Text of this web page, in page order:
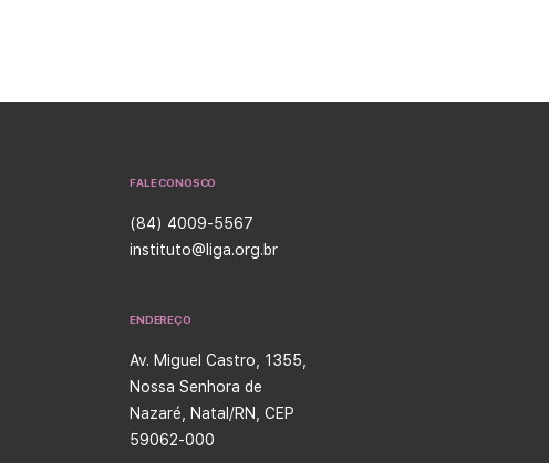
FALE CONOSCO
(84) 4009-5567
instituto@liga.org.br
ENDEREÇO
Av. Miguel Castro, 1355,
Nossa Senhora de
Nazaré, Natal/RN, CEP
59062-000